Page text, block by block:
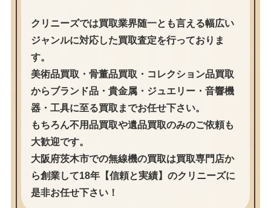
クリニーズでは買取業界随一とも言える幅広い
ジャンルに対応した買取査定を行っておりま
す。
美術品買取・骨董品買取・コレクション品買取
からブランド品・貴金属・ジュエリー・音響機
器・工具に至る買取までお任せ下さい。
もちろん不用品買取や遺品買取のみのご依頼も
大歓迎です。
大阪府茨木市での無線機の買取は買取専門店か
ら創業して18年【信頼と実績】のクリニーズに
是非お任せ下さい！